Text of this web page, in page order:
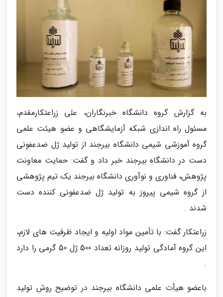
به گزارش گروه دانشگاه خبرنگاران، علی زراعتکارمقدم،
مسئول راه اندازی شبکه آزمایشگاهی و عضو هیئت علمی
گروه آموزشی شیمی دانشگاه بیرجند از تولید ژل ضدعفونی
دست در دانشگاه بیرجند خبر داد و گفت: حمایت معاونت
پژوهش، فناوری و نوآوری دانشگاه بیرجند یک تیم پژوهشی
از گروه شیمی پیروز به تولید ژل ضدعفونی کننده دست
شدند .
زراعتکار گفت: با تأمین مواد اولیه و ایجاد ظرفیت های لازم،
این گروه آمادگی تولید روزانه تعداد 500 ژل 50 گرمی را دارد
.
باعضو هیأت علمی دانشگاه بیرجند در توضیح روش تولید